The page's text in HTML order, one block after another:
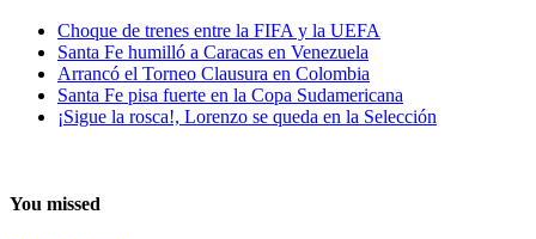
Choque de trenes entre la FIFA y la UEFA
Santa Fe humilló a Caracas en Venezuela
Arrancó el Torneo Clausura en Colombia
Santa Fe pisa fuerte en la Copa Sudamericana
¡Sigue la rosca!, Lorenzo se queda en la Selección
You missed